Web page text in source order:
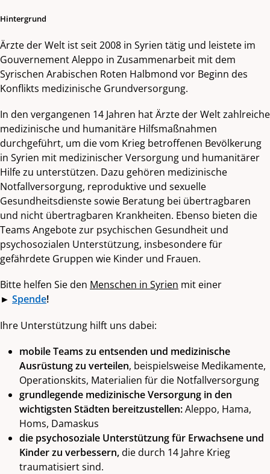
Hintergrund
Ärzte der Welt ist seit 2008 in Syrien tätig und leistete im
Gouvernement Aleppo in Zusammenarbeit mit dem
Syrischen Arabischen Roten Halbmond vor Beginn des
Konflikts medizinische Grundversorgung.
In den vergangenen 14 Jahren hat Ärzte der Welt zahlreiche
medizinische und humanitäre Hilfsmaßnahmen
durchgeführt, um die vom Krieg betroffenen Bevölkerung
in Syrien mit medizinischer Versorgung und humanitärer
Hilfe zu unterstützen. Dazu gehören medizinische
Notfallversorgung, reproduktive und sexuelle
Gesundheitsdienste sowie Beratung bei übertragbaren
und nicht übertragbaren Krankheiten. Ebenso bieten die
Teams Angebote zur psychischen Gesundheit und
psychosozialen Unterstützung, insbesondere für
gefährdete Gruppen wie Kinder und Frauen.
Bitte helfen Sie den Menschen in Syrien mit einer
► Spende!
Ihre Unterstützung hilft uns dabei:
mobile Teams zu entsenden und medizinische
Ausrüstung zu verteilen, beispielsweise Medikamente,
Operationskits, Materialien für die Notfallversorgung
grundlegende medizinische Versorgung in den
wichtigsten Städten bereitzustellen:Aleppo, Hama,
Homs, Damaskus
die psychosoziale Unterstützung für Erwachsene und
Kinder zu verbessern,die durch 14 Jahre Krieg
traumatisiert sind.